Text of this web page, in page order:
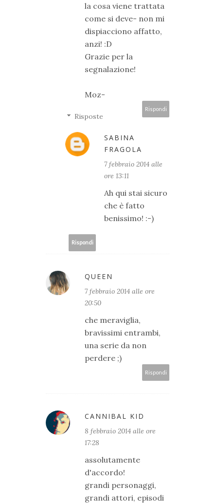
la cosa viene trattata
come si deve- non mi
dispiacciono affatto,
anzi! :D
Grazie per la
segnalazione!
Moz-
Rispondi
Risposte
SABINA
FRAGOLA
7 febbraio 2014 alle
ore 13:11
Ah qui stai sicuro
che è fatto
benissimo! :-)
Rispondi
QUEEN
7 febbraio 2014 alle ore
20:50
che meraviglia,
bravissimi entrambi,
una serie da non
perdere ;)
Rispondi
CANNIBAL KID
8 febbraio 2014 alle ore
17:28
assolutamente
d'accordo!
grandi personaggi,
grandi attori, episodi